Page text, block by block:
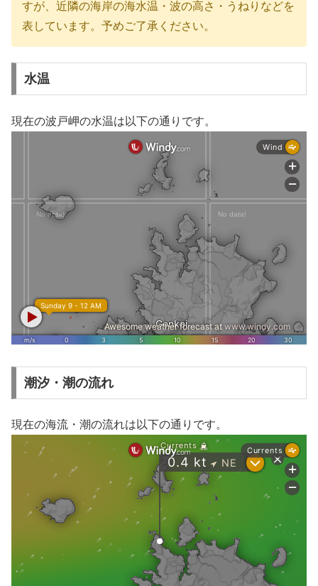
すが、近隣の海岸の海水温・波の高さ・うねりなどを
表しています。予めご了承ください。
水温
現在の波戸岬の水温は以下の通りです。
潮汐・潮の流れ
現在の海流・潮の流れは以下の通りです。